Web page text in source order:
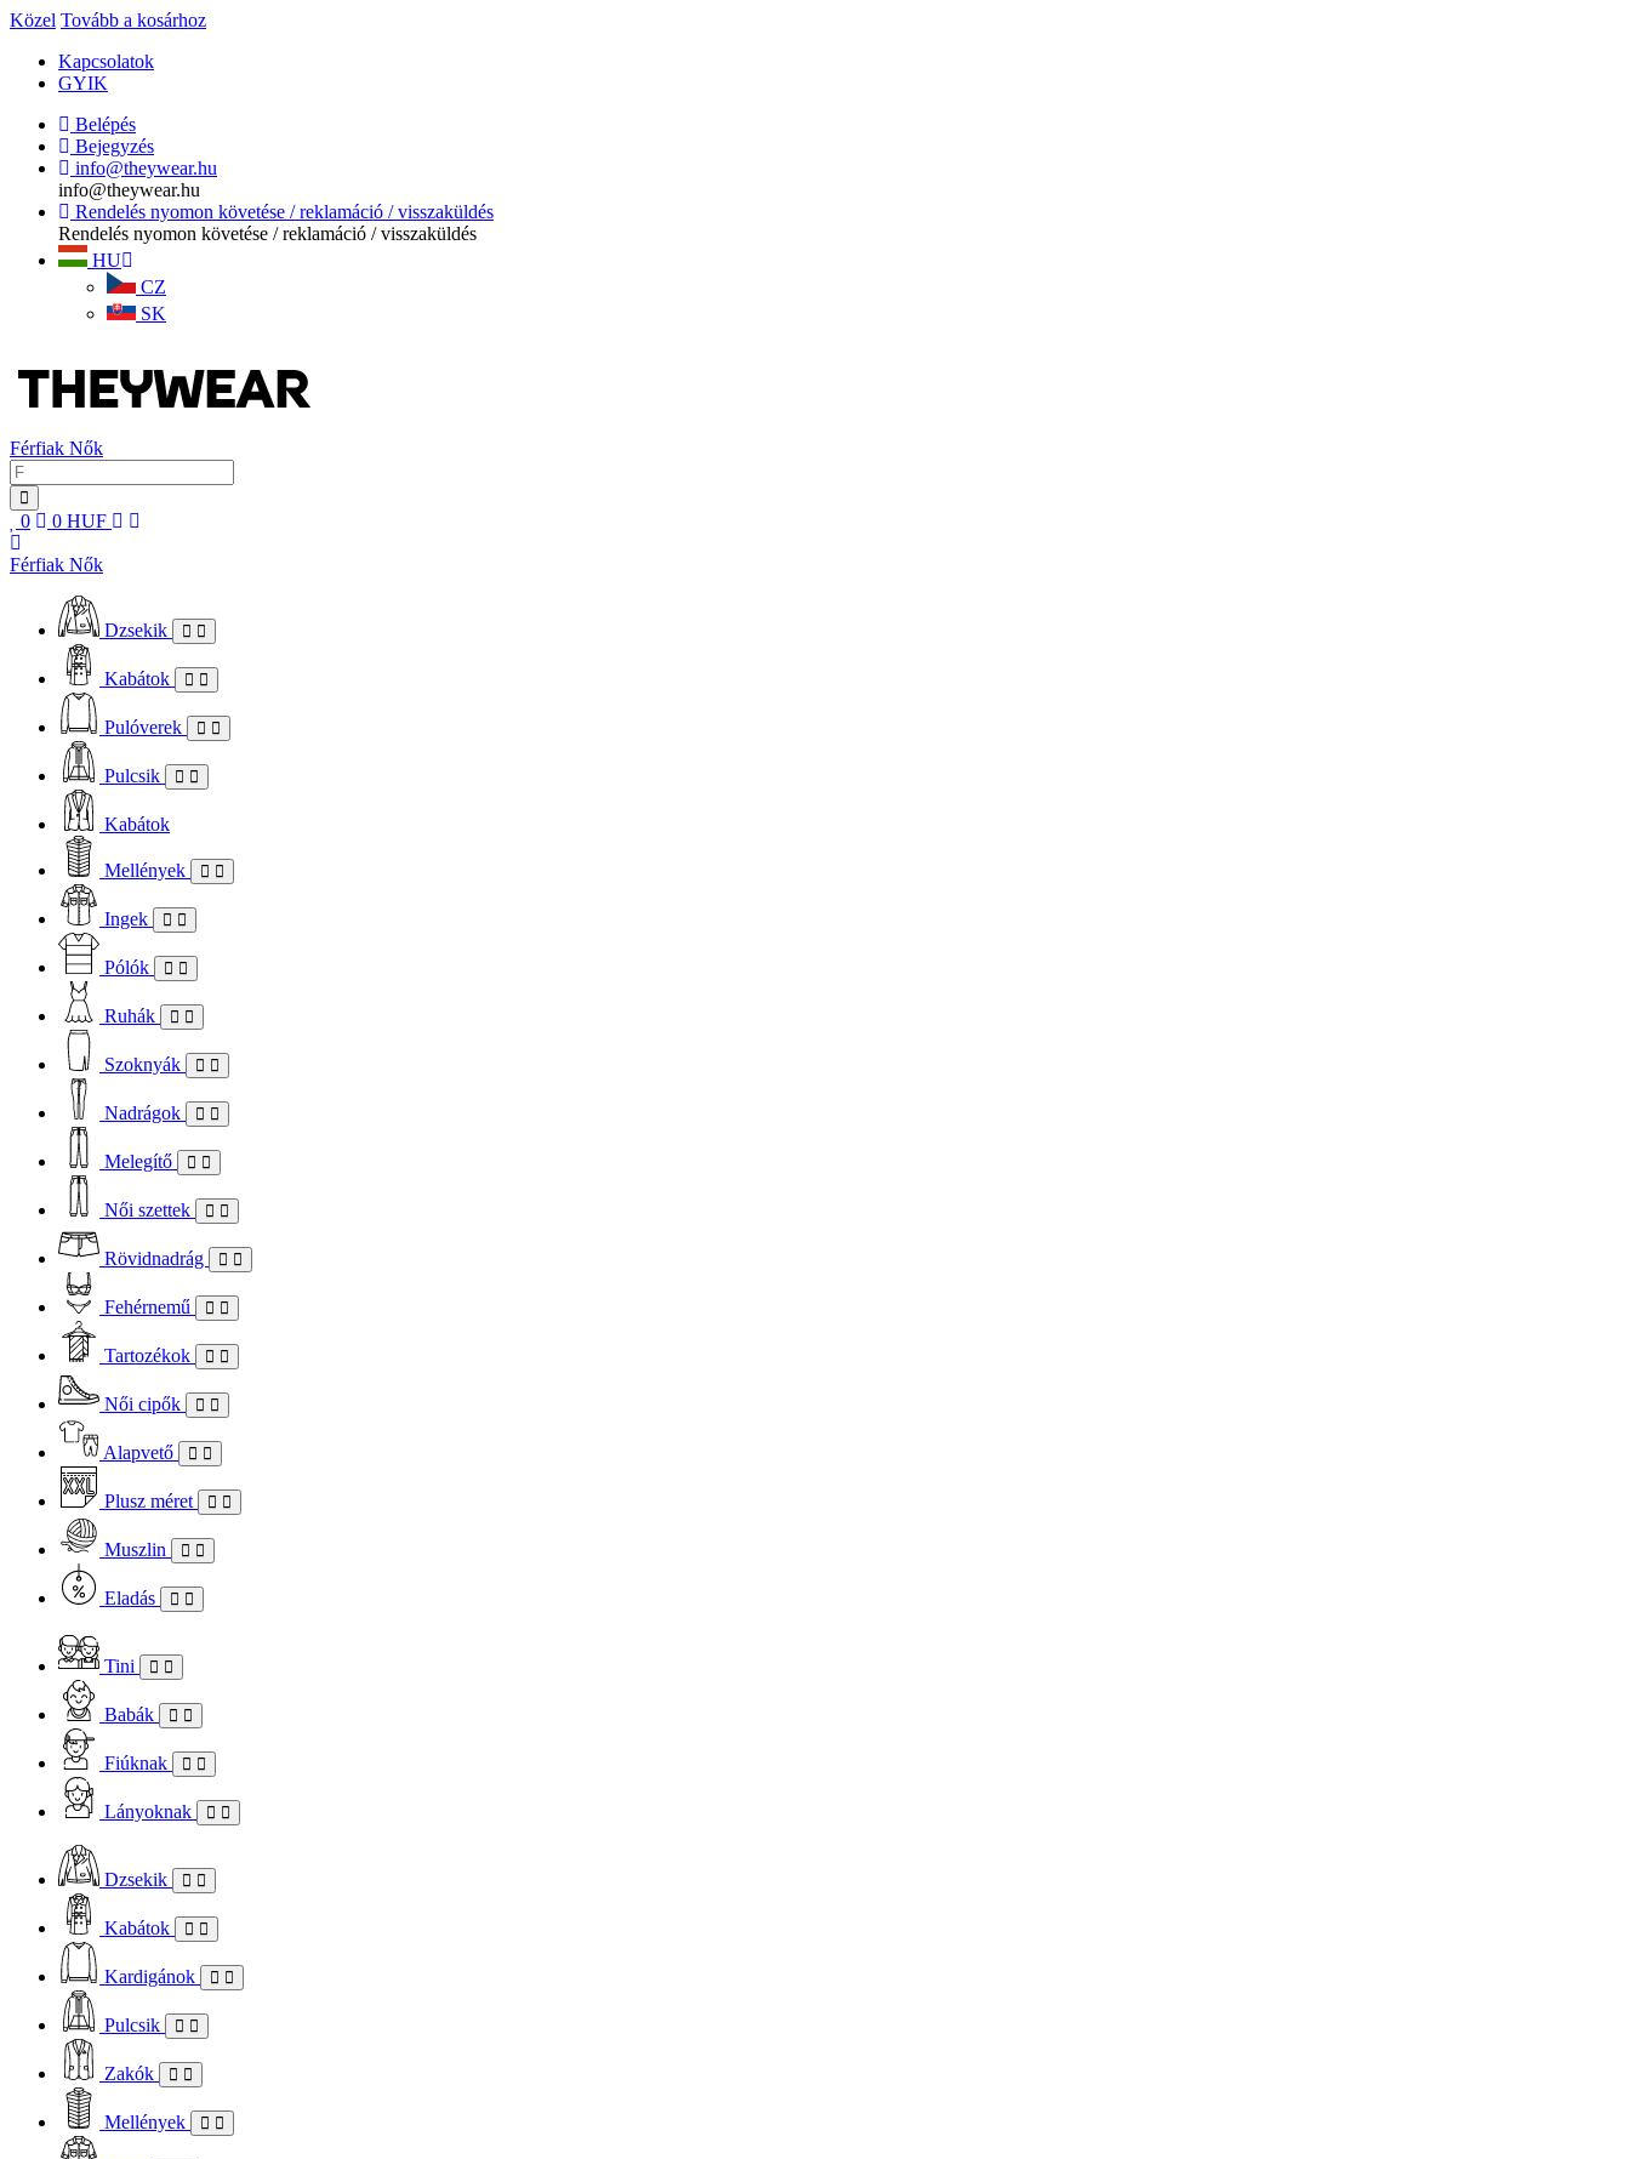
Közel Tovább a kosárhoz
Kapcsolatok
GYIK
Belépés
Bejegyzés
info@theywear.hu
info@theywear.hu
Rendelés nyomon követése / reklamáció / visszaküldés
Rendelés nyomon követése / reklamáció / visszaküldés
HU
CZ
SK
Férfiak Nők
0 0 HUF
Férfiak Nők
Dzsekik
Kabátok
Pulóverek
Pulcsik
Kabátok
Mellények
Ingek
Pólók
Ruhák
Szoknyák
Nadrágok
Melegítő
Női szettek
Rövidnadrág
Fehérnemű
Tartozékok
Női cipők
Alapvető
Plusz méret
Muszlin
Eladás
Tini
Babák
Fiúknak
Lányoknak
Dzsekik
Kabátok
Kardigánok
Pulcsik
Zakók
Mellények